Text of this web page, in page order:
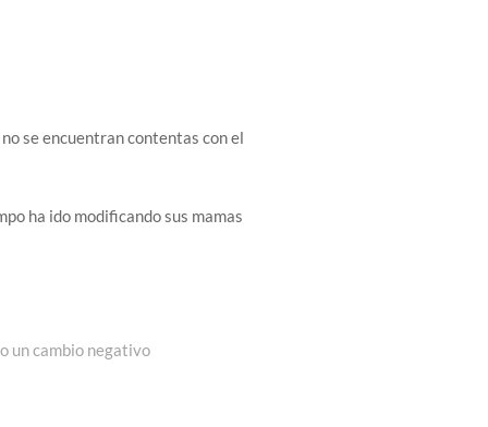
se encuentran contentas con el
ha ido modificando sus mamas
un cambio negativo